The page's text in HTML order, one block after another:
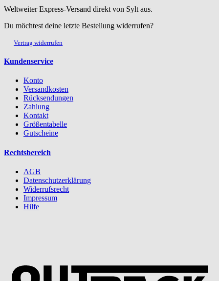
Weltweiter Express-Versand direkt von Sylt aus.
Du möchtest deine letzte Bestellung widerrufen?
Vertrag widerrufen
Kundenservice
Konto
Versandkosten
Rücksendungen
Zahlung
Kontakt
Größentabelle
Gutscheine
Rechtsbereich
AGB
Datenschutzerklärung
Widerrufsrecht
Impressum
Hilfe